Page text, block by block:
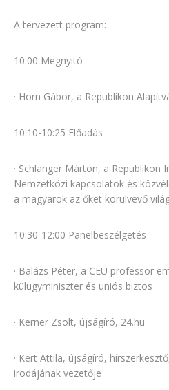
A tervezett program:
10:00 Megnyitó
· Horn Gábor, a Republikon
10:10-10:25 Előadás
· Schlanger Márton, a Republikon
Nemzetközi kapcsolatok és
a magyarok az őket körülvevő
10:30-12:00 Panelbeszélgetés
· Balázs Péter, a CEU professor
külügyminiszter és uniós biztos
· Kerner Zsolt, újságíró, 24.hu
· Kert Attila, újságíró,
irodájának vezetője